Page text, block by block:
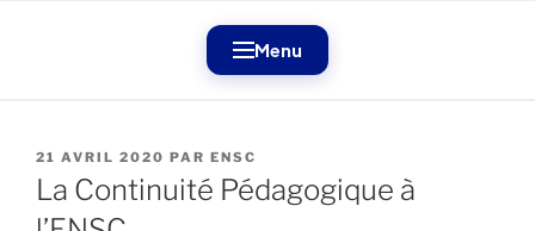
Menu
PUBLIÉ
LE
21 AVRIL 2020 PAR ENSC
La Continuité Pédagogique à